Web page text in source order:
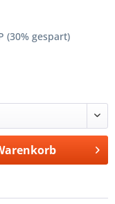
(30% gespart)